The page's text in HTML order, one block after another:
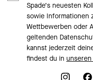
Spade‘s neuesten
sowie Informationen
Wettbewerben oder
geltenden
kannst jederzeit
findest du in